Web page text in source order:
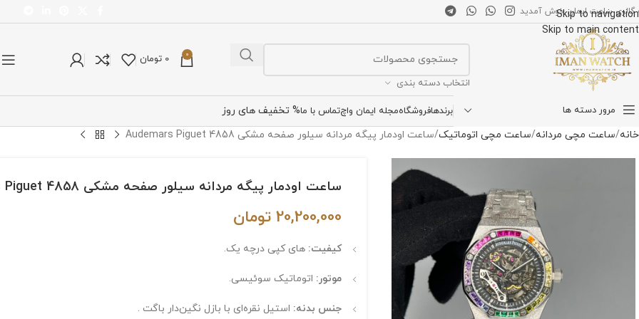
Skip to navigation
Skip to main content
گالری ساعت ایمان خوش آمدید
انتخاب دسته بندی
0
0 تومان
مرور دسته ها برندهافروشگاهمجله ایمان واچتماس با ما% تخفیف های روز
خانه ساعت مچی مردانه ساعت مچی اتوماتیک ساعت اودمار پیگه مردانه سیلور صفحه مشکی Audemars Piguet 4858
ساعت اودمار پیگه مردانه سیلور صفحه مشکی Audemars Piguet 4858
20,200,000 تومان
کیفیت: های کپی درچه یک.
موتور: اتوماتیک سوئیسی.
جنس بدنه: استیل نقره‌ای با بازل نگین‌دار باگت .